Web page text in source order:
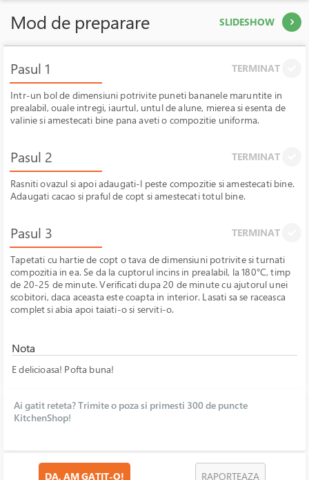
Mod de preparare SLIDESHOW
Pasul 1 TERMINAT
Intr-un bol de dimensiuni potrivite puneti bananele maruntite in
prealabil, ouale intregi, iaurtul, untul de alune, mierea si esenta de
valinie si amestecati bine pana aveti o compozitie uniforma.
Pasul 2 TERMINAT
Rasniti ovazul si apoi adaugati-l peste compozitie si amestecati bine.
Adaugati cacao si praful de copt si amestecati totul bine.
Pasul 3 TERMINAT
Tapetati cu hartie de copt o tava de dimensiuni potrivite si turnati
compozitia in ea. Se da la cuptorul incins in prealabil, la 180°C, timp
de 20-25 de minute. Verificati dupa 20 de minute cu ajutorul unei
scobitori, daca aceasta este coapta in interior. Lasati sa se raceasca
complet si abia apoi taiati-o si serviti-o.
Nota
E delicioasa! Pofta buna!
Ai gatit reteta? Trimite o poza si primesti 300 de puncte
KitchenShop!
DA, AM GATIT-O! RAPORTEAZA